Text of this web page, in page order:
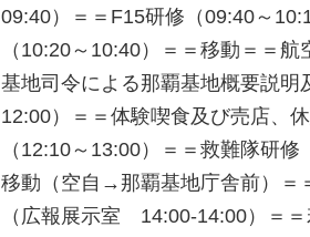
09:40）＝＝F15研修（09:40～
（10:20～10:40）＝＝移動＝＝航
基地司令による那覇基地概要説明
12:00）＝＝体験喫食及び売店、
（12:10～13:00）＝＝救難隊研修
移動（空自→那覇基地庁舎前）＝
（広報展示室 14:00-14:00）＝